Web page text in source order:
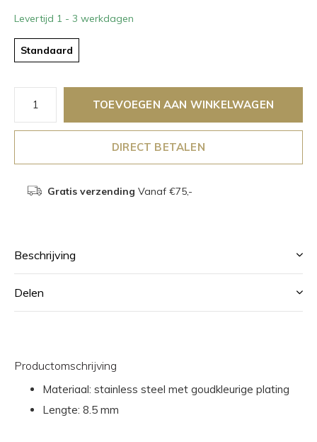
Levertijd 1 - 3 werkdagen
Standaard
TOEVOEGEN AAN WINKELWAGEN
DIRECT BETALEN
Gratis verzending Vanaf €75,-
Beschrijving
Delen
Productomschrijving
Materiaal: stainless steel met goudkleurige plating
Lengte: 8.5 mm